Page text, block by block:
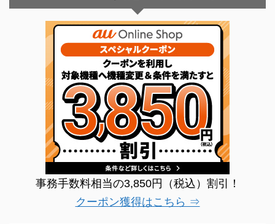
事務手数料相当の3,850円（税込）割引！
クーポン獲得はこちら ⇒